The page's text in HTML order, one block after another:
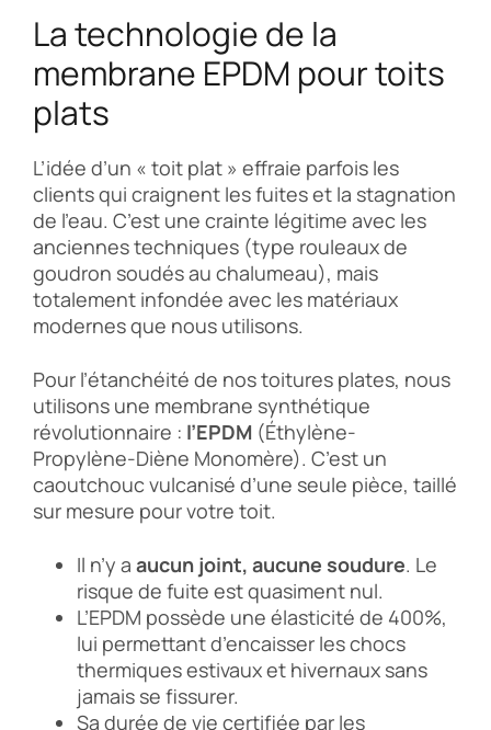
La technologie de la
membrane EPDM pour toits
plats
L’idée d’un « toit plat » effraie parfois les
clients qui craignent les fuites et la stagnation
de l’eau. C’est une crainte légitime avec les
anciennes techniques (type rouleaux de
goudron soudés au chalumeau), mais
totalement infondée avec les matériaux
modernes que nous utilisons.
Pour l’étanchéité de nos toitures plates, nous
utilisons une membrane synthétique
révolutionnaire : l’EPDM (Éthylène-
Propylène-Diène Monomère). C’est un
caoutchouc vulcanisé d’une seule pièce, taillé
sur mesure pour votre toit.
Il n’y a aucun joint, aucune soudure. Le
risque de fuite est quasiment nul.
L’EPDM possède une élasticité de 400%,
lui permettant d’encaisser les chocs
thermiques estivaux et hivernaux sans
jamais se fissurer.
Sa durée de vie certifiée par les